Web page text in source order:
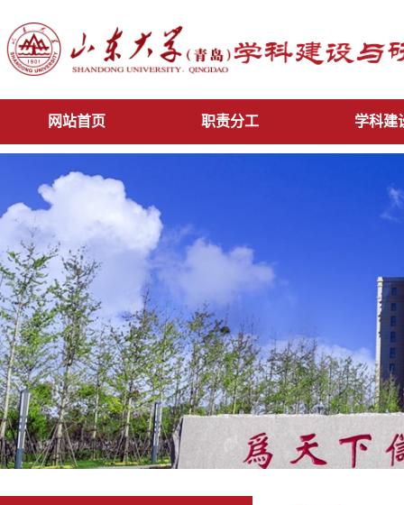
网站首页 职责分工 学科建